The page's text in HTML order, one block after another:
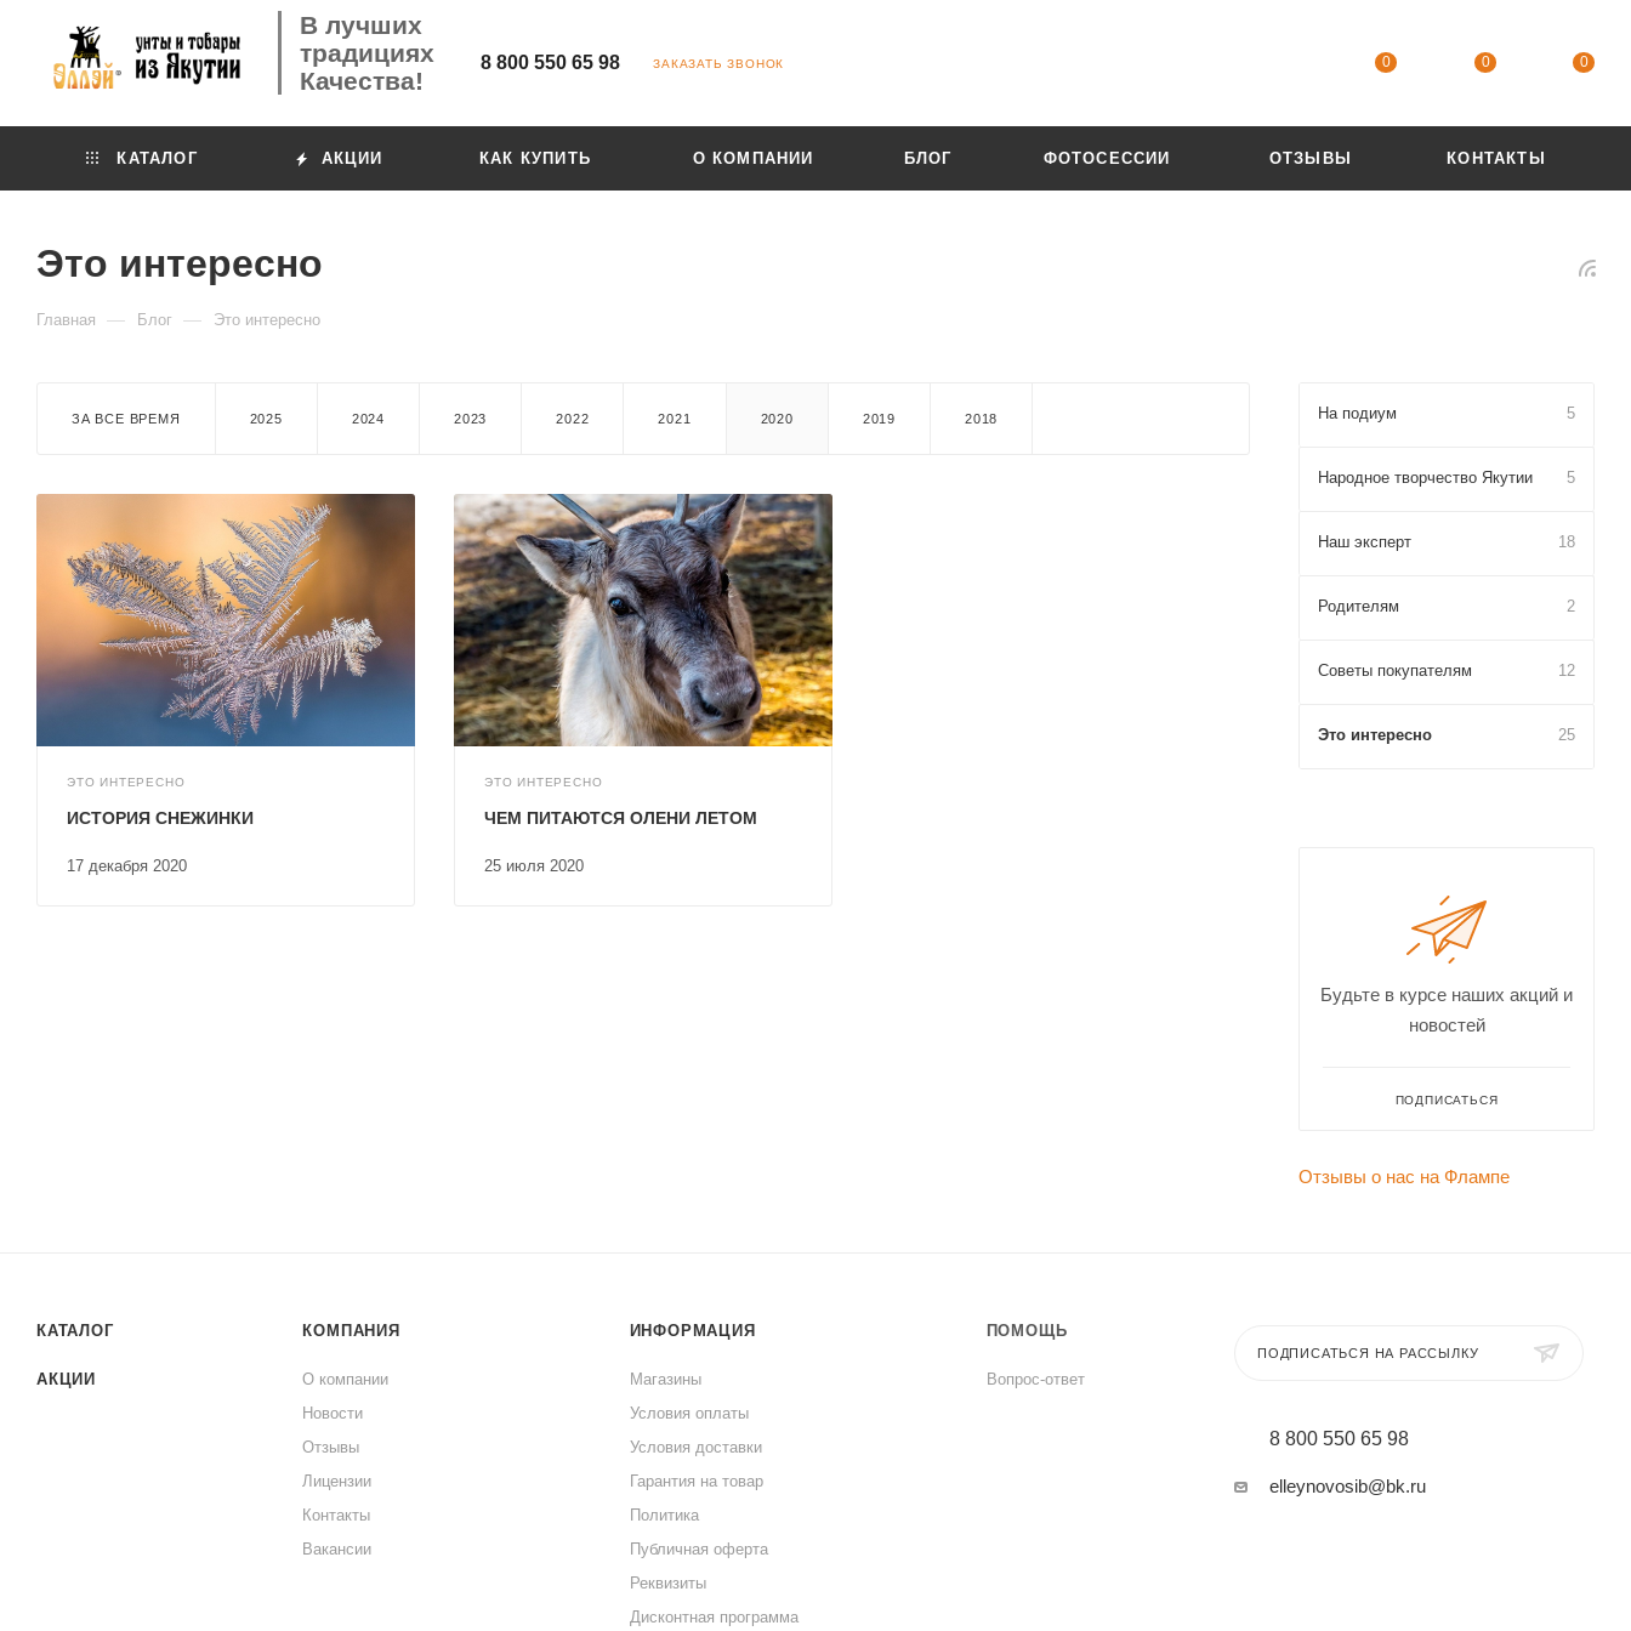
В лучших
традициях
Качества!
8 800 550 65 98 ЗАКАЗАТЬ ЗВОНОК 0 0 0
КАТАЛОГ АКЦИИ КАК КУПИТЬ О КОМПАНИИ БЛОГ ФОТОСЕССИИ ОТЗЫВЫ КОНТАКТЫ
Это интересно
Главная — Блог — Это интересно
ЗА ВСЕ ВРЕМЯ 2025 2024 2023 2022 2021 2020 2019 2018
ЭТО ИНТЕРЕСНО
17 декабря 2020
ИСТОРИЯ СНЕЖИНКИ
ЭТО ИНТЕРЕСНО
25 июля 2020
ЧЕМ ПИТАЮТСЯ ОЛЕНИ ЛЕТОМ
На подиум 5
Народное творчество Якутии 5
Наш эксперт 18
Родителям 2
Советы покупателям 12
Это интересно 25
Будьте в курсе наших акций и
новостей
ПОДПИСАТЬСЯ
Отзывы о нас на Флампе
КАТАЛОГ
АКЦИИ
КОМПАНИЯ
О компании
Новости
Отзывы
Лицензии
Контакты
Вакансии
ИНФОРМАЦИЯ
Магазины
Условия оплаты
Условия доставки
Гарантия на товар
Политика
Публичная оферта
Реквизиты
Дисконтная программа
ПОМОЩЬ
Вопрос-ответ
ПОДПИСАТЬСЯ НА РАССЫЛКУ
8 800 550 65 98
elleynovosib@bk.ru